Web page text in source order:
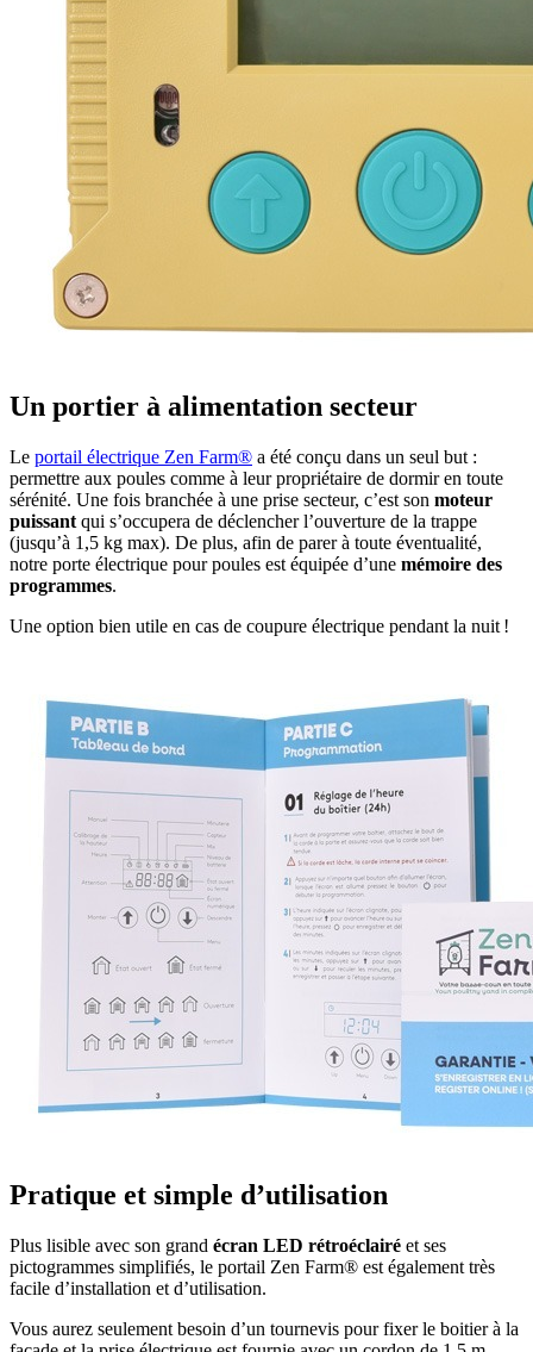
Un portier à alimentation secteur
Le portail électrique Zen Farm® a été conçu dans un seul but :
permettre aux poules comme à leur propriétaire de dormir en toute
sérénité. Une fois branchée à une prise secteur, c’est son moteur
puissant qui s’occupera de déclencher l’ouverture de la trappe
(jusqu’à 1,5 kg max). De plus, afin de parer à toute éventualité,
notre porte électrique pour poules est équipée d’une mémoire des
programmes.
Une option bien utile en cas de coupure électrique pendant la nuit !
Pratique et simple d’utilisation
Plus lisible avec son grand écran LED rétroéclairé et ses
pictogrammes simplifiés, le portail Zen Farm® est également très
facile d’installation et d’utilisation.
Vous aurez seulement besoin d’un tournevis pour fixer le boitier à la